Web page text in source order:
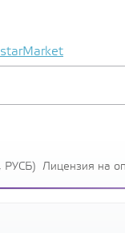
РУСБ) Лицензия на